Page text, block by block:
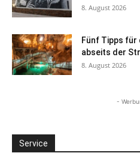
8. August 2026
Fünf Tipps für
abseits der
8. August 2026
-
Service